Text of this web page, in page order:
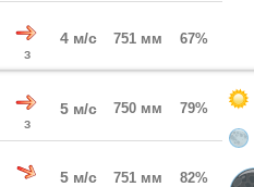
З
4 м/с 751 мм 67%
З
5 м/с 750 мм 79%
5 м/с 751 мм 82%